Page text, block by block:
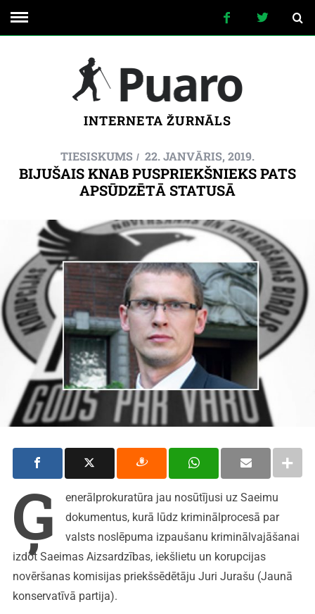
INTERNETA ŽURNĀLS
TIESISKUMS 22. JANVĀRIS, 2019.
BIJUŠAIS KNAB PUSPRIEKŠNIEKS PATS
APSŪDZĒTĀ STATUSĀ
Ģ
enerālprokuratūra jau nosūtījusi uz Saeimu
dokumentus, kurā lūdz kriminālprocesā par
valsts noslēpuma izpaušanu kriminālvajāšanai
izdot Saeimas Aizsardzības, iekšlietu un korupcijas
novēršanas komisijas priekšsēdētāju Juri Jurašu (Jaunā
konservatīvā partija).